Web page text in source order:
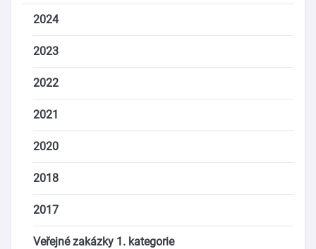
2024
2023
2022
2021
2020
2018
2017
Veřejné zakázky 1. kategorie